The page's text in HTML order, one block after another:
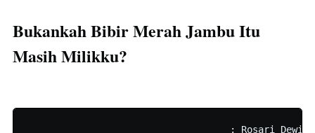
Bukankah Bibir Merah Jambu Itu
Masih Milikku?